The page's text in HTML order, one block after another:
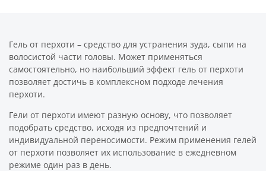
Гель от перхоти – средство для устранения зуда, сыпи на
волосистой части головы. Может применяться
самостоятельно, но наибольший эффект гель от перхоти
позволяет достичь в комплексном подходе лечения
перхоти.
Гели от перхоти имеют разную основу, что позволяет
подобрать средство, исходя из предпочтений и
индивидуальной переносимости. Режим применения гелей
от перхоти позволяет их использование в ежедневном
режиме один раз в день.